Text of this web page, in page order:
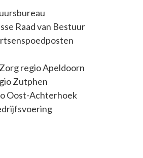
Raad van Bestuur
regio Apeldoorn
Zutphen
Oost-Achterhoek